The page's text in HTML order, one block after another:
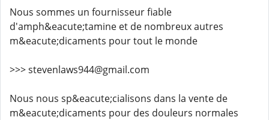
Nous sommes un fournisseur fiable
d'amph&eacute;tamine et de nombreux autres
m&eacute;dicaments pour tout le monde
>>> stevenlaws944@gmail.com
Nous nous sp&eacute;cialisons dans la vente de
m&eacute;dicaments pour des douleurs normales